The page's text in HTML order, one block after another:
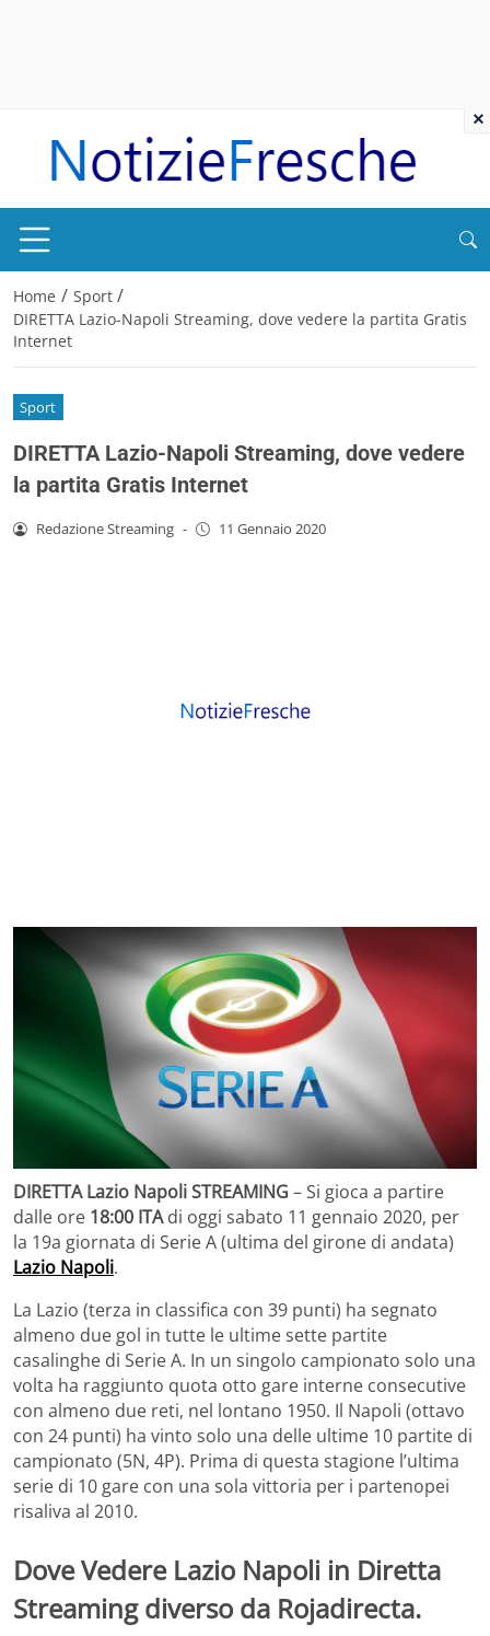
Home / Sport /
DIRETTA Lazio-Napoli Streaming, dove vedere la partita Gratis
Internet
Sport
DIRETTA Lazio-Napoli Streaming, dove vedere
la partita Gratis Internet
Redazione Streaming - 11 Gennaio 2020
DIRETTA Lazio Napoli STREAMING – Si gioca a partire
dalle ore 18:00 ITAdi oggi sabato 11 gennaio 2020, per
la 19a giornata di Serie A (ultima del girone di andata)
Lazio Napoli.
La Lazio (terza in classifica con 39 punti) ha segnato
almeno due gol in tutte le ultime sette partite
casalinghe di Serie A. In un singolo campionato solo una
volta ha raggiunto quota otto gare interne consecutive
con almeno due reti, nel lontano 1950. Il Napoli (ottavo
con 24 punti) ha vinto solo una delle ultime 10 partite di
campionato (5N, 4P). Prima di questa stagione l’ultima
serie di 10 gare con una sola vittoria per i partenopei
risaliva al 2010.
Dove Vedere Lazio Napoli in Diretta
Streaming diverso da Rojadirecta.
×